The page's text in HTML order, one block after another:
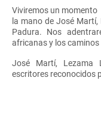
Viviremos un momento
la mano de José
Padura. Nos
africanas y los caminos
José Martí, Lezama
escritores reconocidos